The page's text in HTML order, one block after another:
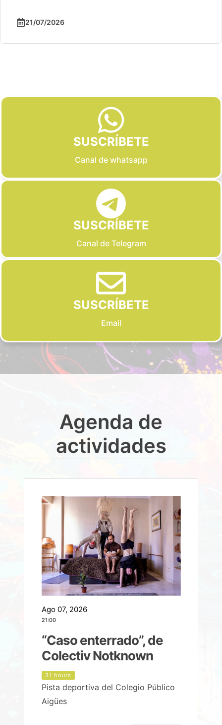
21/07/2026
SUSCRÍBETE
Canal de whatsapp
SUSCRÍBETE
Canal de Telegram
SUSCRÍBETE
Email
Agenda de
actividades
Ago 07, 2026
21:00
“Caso enterrado”, de
Colectiv Notknown
31 hours
Pista deportiva del Colegio Público
Aigües